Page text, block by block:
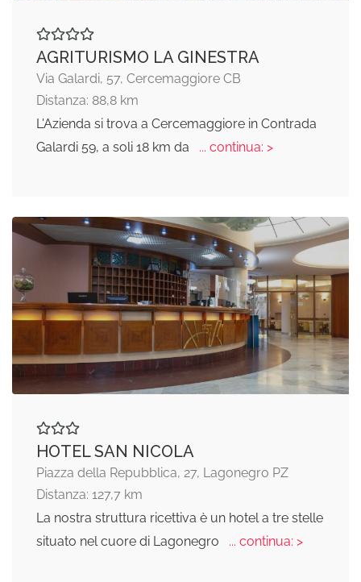
AGRITURISMO LA GINESTRA
Via Galardi, 57, Cercemaggiore CB
Distanza: 88,8 km
L'Azienda si trova a Cercemaggiore in Contrada
Galardi 59, a soli 18 km da
... continua: >
HOTEL SAN NICOLA
Piazza della Repubblica, 27, Lagonegro PZ
Distanza: 127,7 km
La nostra struttura ricettiva è un hotel a tre stelle
situato nel cuore di Lagonegro
... continua: >